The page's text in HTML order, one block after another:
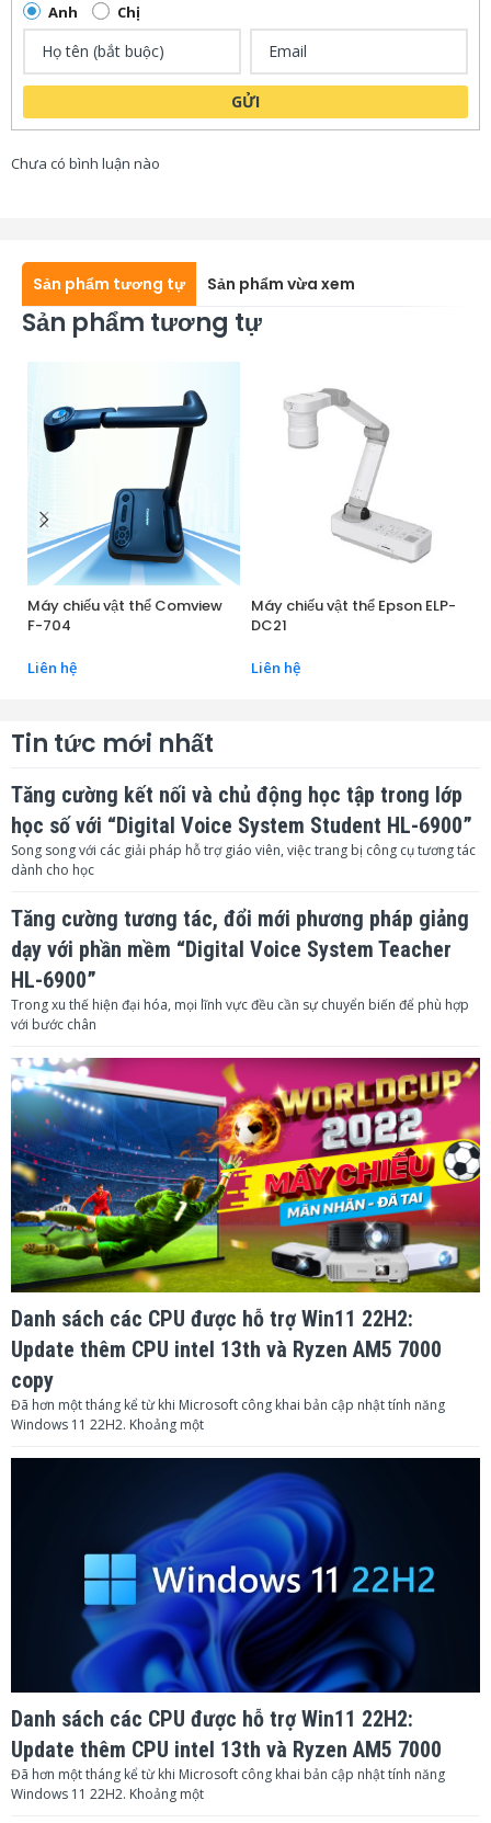
Anh Chị
GỬI
Chưa có bình luận nào
Sản phẩm tương tự Sản phẩm vừa xem
Sản phẩm tương tự
Máy chiếu vật thể Comview
F-704
Liên hệ
Máy chiếu vật thể Epson ELP-
DC21
Liên hệ
Tin tức mới nhất
Tăng cường kết nối và chủ động học tập trong lớp
học số với “Digital Voice System Student HL-6900”
Song song với các giải pháp hỗ trợ giáo viên, việc trang bị công cụ tương tác
dành cho học
Tăng cường tương tác, đổi mới phương pháp giảng
dạy với phần mềm “Digital Voice System Teacher
HL-6900”
Trong xu thế hiện đại hóa, mọi lĩnh vực đều cần sự chuyển biến để phù hợp
với bước chân
Danh sách các CPU được hỗ trợ Win11 22H2:
Update thêm CPU intel 13th và Ryzen AM5 7000
copy
Đã hơn một tháng kể từ khi Microsoft công khai bản cập nhật tính năng
Windows 11 22H2. Khoảng một
Danh sách các CPU được hỗ trợ Win11 22H2:
Update thêm CPU intel 13th và Ryzen AM5 7000
Đã hơn một tháng kể từ khi Microsoft công khai bản cập nhật tính năng
Windows 11 22H2. Khoảng một